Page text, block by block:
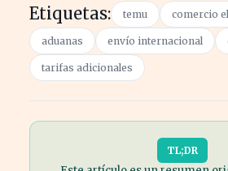
Etiquetas: temu comercio
aduanas envío internacional
tarifas adicionales
TL;DR